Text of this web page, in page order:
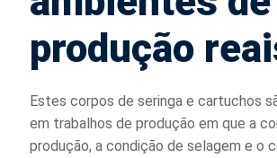
produção
Estes corpos de seringa e cartuchos
em trabalhos de produção em que a
produção, a condição de selagem e o